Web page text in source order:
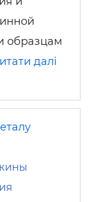
образцам
далі